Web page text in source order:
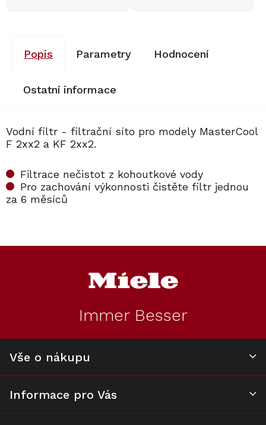
Popis Parametry Hodnocení
Ostatní informace
Vodní filtr - filtrační síto pro modely MasterCool
F 2xx2 a KF 2xx2.
Filtrace nečistot z kohoutkové vody
Pro zachování výkonnosti čistěte filtr jednou
za 6 měsíců
Immer Besser
Vše o nákupu
Informace pro Vás